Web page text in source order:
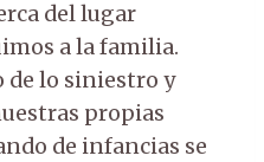
del lugar
a la familia.
de lo siniestro y
propias
de infancias se